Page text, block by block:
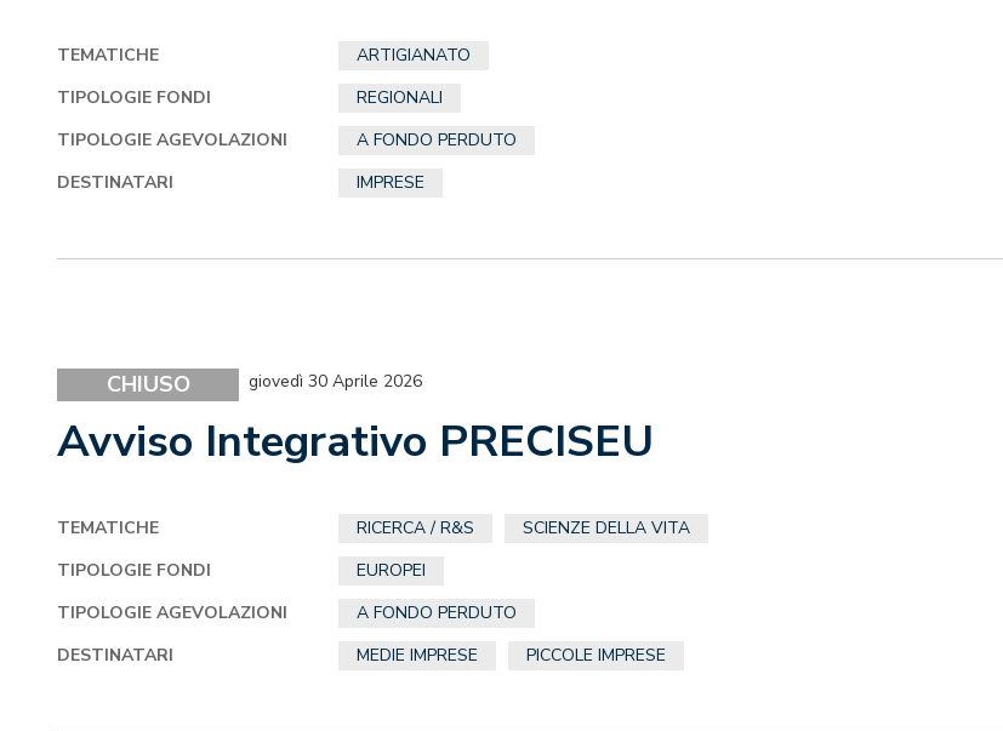
TEMATICHE
ARTIGIANATO
TIPOLOGIE FONDI
REGIONALI
TIPOLOGIE AGEVOLAZIONI
A FONDO PERDUTO
DESTINATARI
IMPRESE
CHIUSO giovedì 30 Aprile 2026
Avviso Integrativo PRECISEU
TEMATICHE RICERCA / R&S
SCIENZE DELLA VITA
TIPOLOGIE FONDI
EUROPEI
TIPOLOGIE AGEVOLAZIONI
A FONDO PERDUTO
DESTINATARI
MEDIE IMPRESE PICCOLE IMPRESE